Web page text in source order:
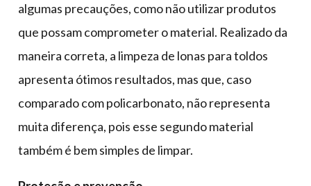
algumas precauções, como não utilizar produtos
que possam comprometer o material. Realizado da
maneira correta, a limpeza de lonas para toldos
apresenta ótimos resultados, mas que, caso
comparado com policarbonato, não representa
muita diferença, pois esse segundo material
também é bem simples de limpar.